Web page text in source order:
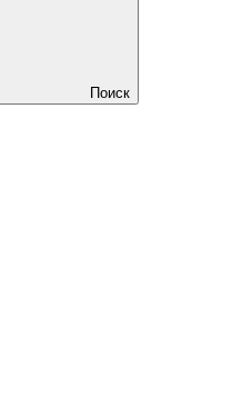
Поиск